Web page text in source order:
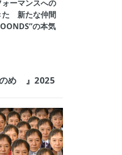
ーマンスへの
た 新たな仲間
の本気
のめ゙』2025